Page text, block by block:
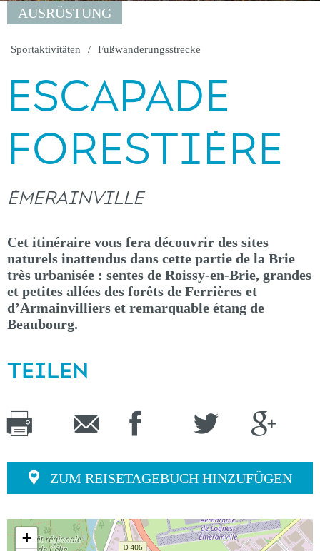
AUSRÜSTUNG
Sportaktivitäten Fußwanderungsstrecke
ESCAPADE
FORESTIÈRE
ÉMERAINVILLE
Cet itinéraire vous fera découvrir des sites
naturels inattendus dans cette partie de la Brie
très urbanisée : sentes de Roissy-en-Brie, grandes
et petites allées des forêts de Ferrières et
d’Armainvilliers et remarquable étang de
Beaubourg.
TEILEN
ZUM REISETAGEBUCH HINZUFÜGEN
+